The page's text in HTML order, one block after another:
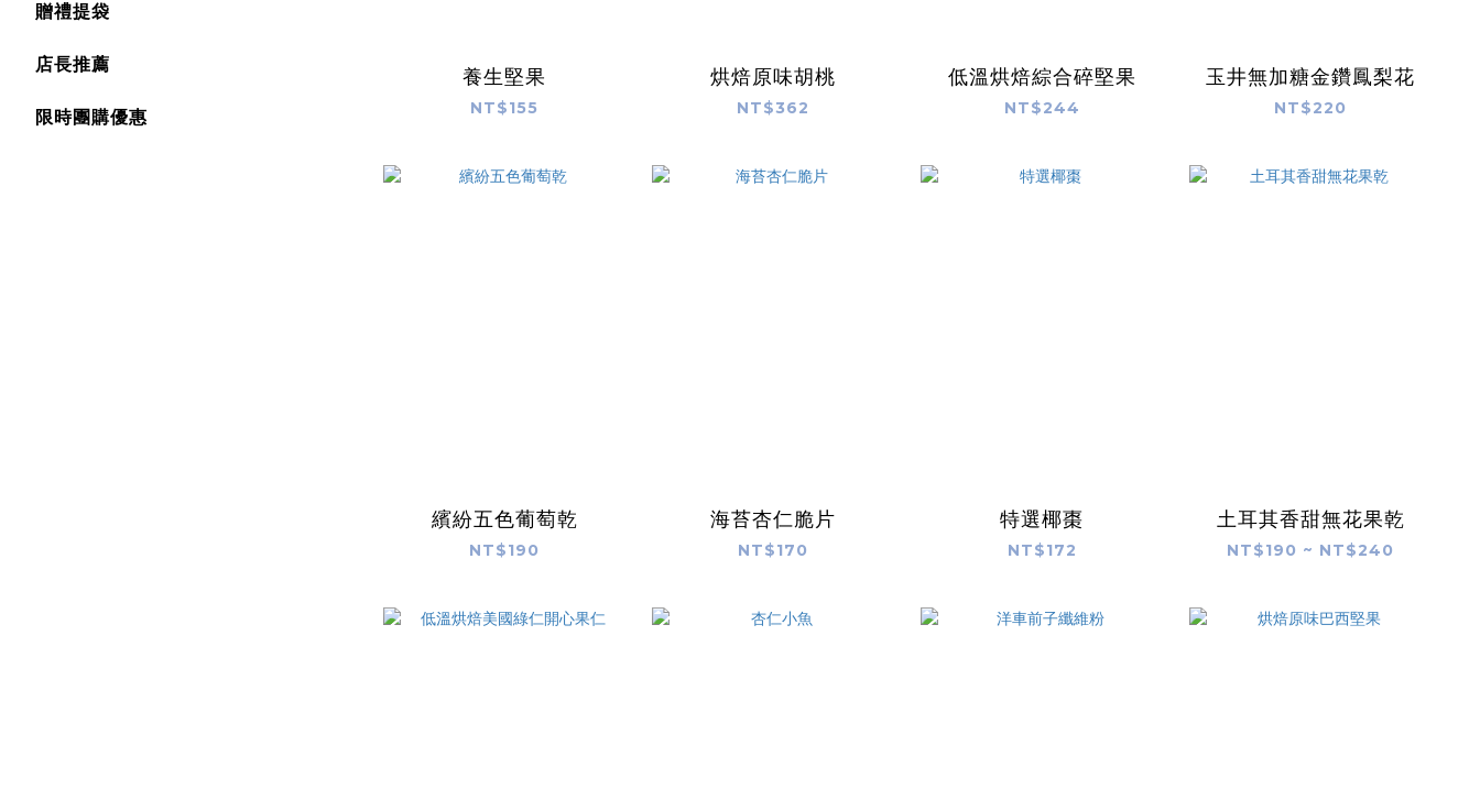
贈禮提袋
店長推薦
限時團購優惠
養生堅果
NT$155
烘焙原味胡桃
NT$362
低溫烘焙綜合碎堅果
NT$244
玉井無加糖金鑽鳳梨花
NT$220
繽紛五色葡萄乾
NT$190
海苔杏仁脆片
NT$170
特選椰棗
NT$172
土耳其香甜無花果乾
NT$190 ~ NT$240